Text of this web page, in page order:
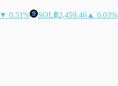
▼ 0.51% SOL฿2,459.46 ▲ 0.03%